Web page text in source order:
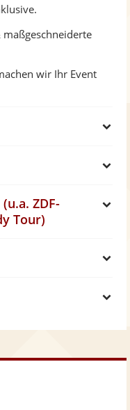
wir Ihr Event
ZDF-
Tour)
o
h